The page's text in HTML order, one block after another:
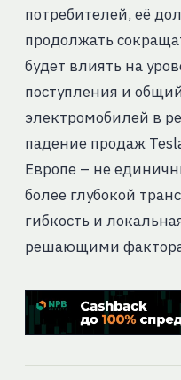
потребителей, её
продолжать
будет влиять на
поступления и
электромобилей в
падение продаж
Европе – не
более глубокой
гибкость и
решающими